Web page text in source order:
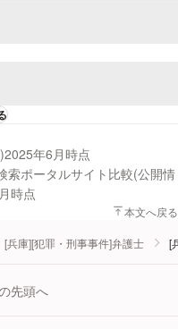
年6月時点
索ポータルサイト比較(公開情
時点
本文へ戻る
[兵庫][犯罪・刑事事件]弁護士 [
先頭へ